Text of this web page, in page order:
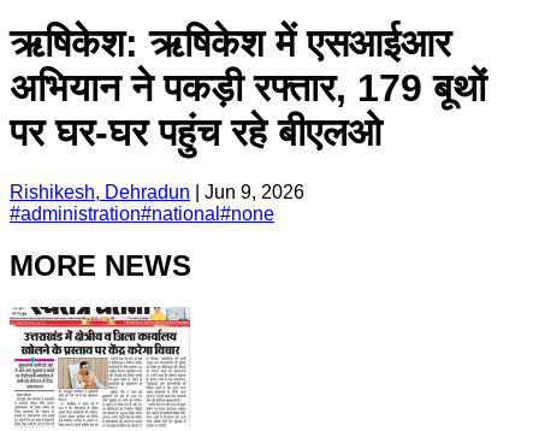
ऋषिकेश: ऋषिकेश में एसआईआर
अभियान ने पकड़ी रफ्तार, 179 बूथों
पर घर-घर पहुंच रहे बीएलओ
Rishikesh, Dehradun
Jun 9, 2026
#administration#national #none
MORE NEWS